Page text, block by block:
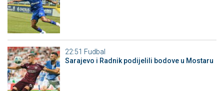
22:51 Fudbal
Sarajevo i Radnik podijelili bodove u Mostaru